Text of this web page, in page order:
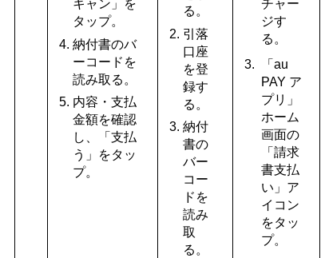
キャン」を
タップ。
納付書のバ
ーコードを
読み取る。
内容・支払
金額を確認
し、「支払
う」をタッ
プ。
る。
引落
口座
を登
録す
る。
納付
書の
バー
コー
ドを
読み
取
る。
チャー
ジす
る。
「au
PAY ア
プリ」
ホーム
画面の
「請求
書支払
い」ア
イコン
をタッ
プ。